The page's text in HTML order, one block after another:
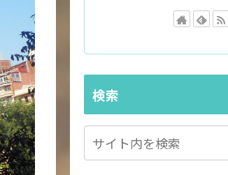
検索